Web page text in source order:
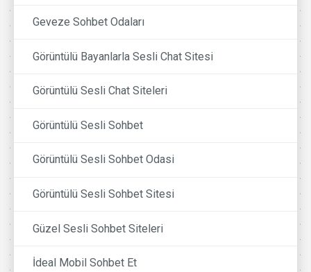
Geveze Sohbet Odaları
Görüntülü Bayanlarla Sesli Chat Sitesi
Görüntülü Sesli Chat Siteleri
Görüntülü Sesli Sohbet
Görüntülü Sesli Sohbet Odasi
Görüntülü Sesli Sohbet Sitesi
Güzel Sesli Sohbet Siteleri
İdeal Mobil Sohbet Et